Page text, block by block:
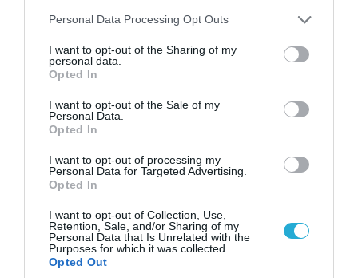
Please note that this website/app uses one or more Google
not limited to your visit or usage behaviour. You may click to
grant or deny consent to Google and its third-party tags to
use your data for below specified purposes in below Google
consent section.
Personal Data Processing Opt Outs
I want to opt-out of the Sharing of my
personal data.
Opted In
I want to opt-out of the Sale of my
Personal Data.
Opted In
I want to opt-out of processing my
Personal Data for Targeted Advertising.
Opted In
I want to opt-out of Collection, Use,
Retention, Sale, and/or Sharing of my
Personal Data that Is Unrelated with the
Purposes for which it was collected.
Opted Out
23.07.2026 | 20:04
Η Τουρκία στέλνει πιλότους στην Βρετανία
να εκπαιδευτούν στα Eurofighter
δισ.δολαρίων